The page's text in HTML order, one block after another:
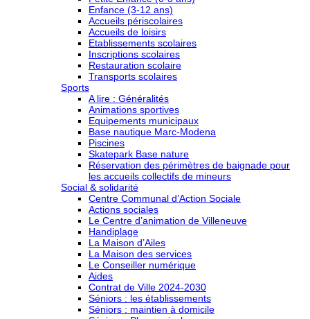
Enfance (3-12 ans)
Accueils périscolaires
Accueils de loisirs
Etablissements scolaires
Inscriptions scolaires
Restauration scolaire
Transports scolaires
Sports
A lire : Généralités
Animations sportives
Equipements municipaux
Base nautique Marc-Modena
Piscines
Skatepark Base nature
Réservation des périmètres de baignade pour
les accueils collectifs de mineurs
Social & solidarité
Centre Communal d’Action Sociale
Actions sociales
Le Centre d’animation de Villeneuve
Handiplage
La Maison d’Ailes
La Maison des services
Le Conseiller numérique
Aides
Contrat de Ville 2024-2030
Séniors : les établissements
Séniors : maintien à domicile